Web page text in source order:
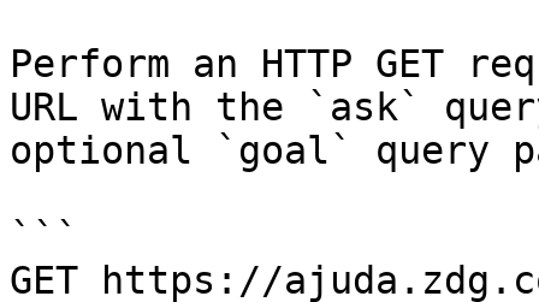
Perform an HTTP GET
URL with the `ask`
optional `goal` query
```
GET https://